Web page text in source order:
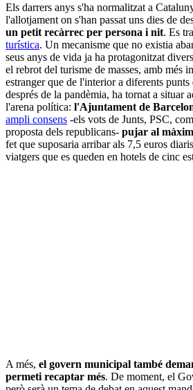
Els darrers anys s'ha normalitzat a
l'allotjament on s'han passat uns dies de
un petit recàrrec per persona i nit. Es
turística. Un mecanisme que no existia
seus anys de vida ja ha protagonitzat
el rebrot del turisme de masses, amb més
estranger que de l'interior a diferents
després de la pandèmia, ha tornat a situar
l'arena política: l'Ajuntament de
ampli consens -els vots de Junts, PSC,
proposta dels republicans- pujar al
fet que suposaria arribar als 7,5 euros
viatgers que es queden en hotels de cinc
A més, el govern municipal també
permeti recaptar més. De moment, el